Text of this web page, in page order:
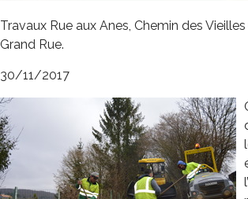
Travaux Rue aux Anes, Chemin des
Grand Rue.
30/11/2017